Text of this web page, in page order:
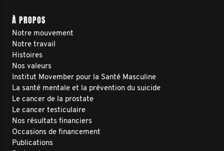
À PROPOS
Notre mouvement
Notre travail
Histoires
Nos valeurs
Institut Movember pour la Santé Masculine
La santé mentale et la prévention du suicide
Le cancer de la prostate
Le cancer testiculaire
Nos résultats financiers
Occasions de financement
Publications